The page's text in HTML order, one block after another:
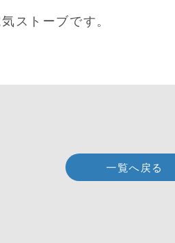
ストーブです。
一覧へ戻る